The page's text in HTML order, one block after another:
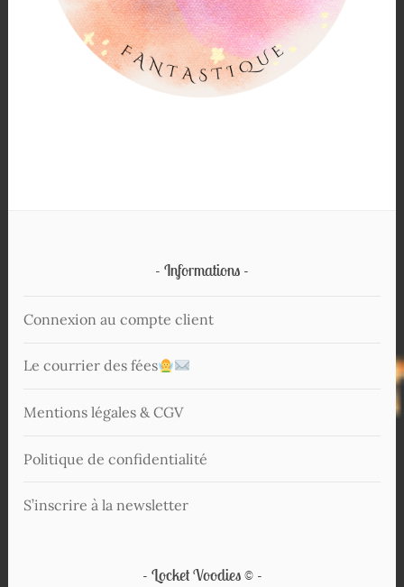
Informations
Connexion au compte client
Le courrier des fées
Mentions légales & CGV
Politique de confidentialité
S’inscrire à la newsletter
Locket Voodies ©